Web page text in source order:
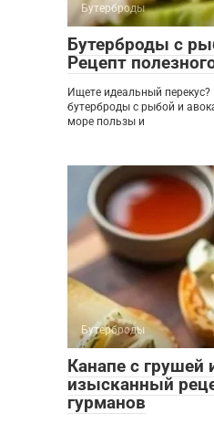
Бутерброды
Бутерброды с
Рецепт
Ищете идеальный
бутерброды с рыбой и
море пользы и
Бутерброды
Канапе с грушей
изысканный
гурманов